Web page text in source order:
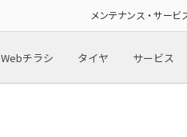
メンテナンス・サービ
Webチラシ タイヤ サービス